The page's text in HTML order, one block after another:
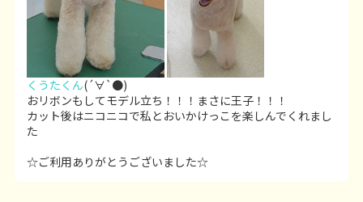
くうたくん(´∀`●)
おリボンもしてモデル立ち！！！まさに王子！！！
カット後はニコニコで私とおいかけっこを楽しんでくれまし
た
☆ご利用ありがとうございました☆